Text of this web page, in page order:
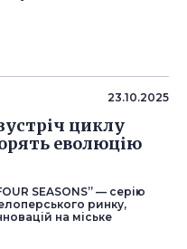
23.10.2025
циклу
еволюцію
SEASONS” — серію
ринку,
на міське